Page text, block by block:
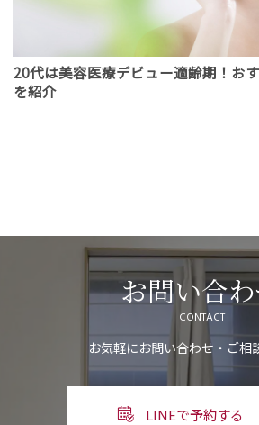
20代は美容医療デビュー適齢期！お
を紹介
お問い合
CONTACT
お気軽にお問い合わせ・ご相
LINEで予約する